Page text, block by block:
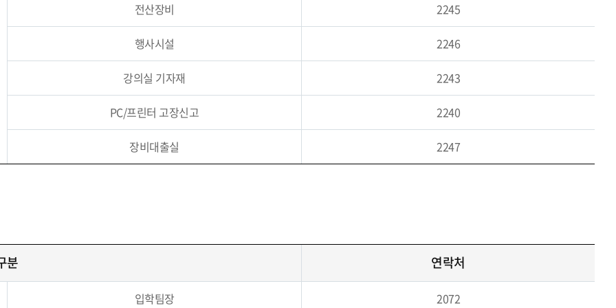
전산장비 2245
행사시설 2246
강의실 기자재 2243
PC/프린터 고장신고 2240
장비대출실 2247
분 연락처
입학팀장 2072